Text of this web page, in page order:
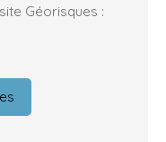
Géorisques :